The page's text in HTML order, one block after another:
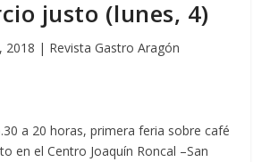
justo (lunes, 4)
2018 | Revista Gastro Aragón
a 20 horas, primera feria sobre café
en el Centro Joaquín Roncal –San